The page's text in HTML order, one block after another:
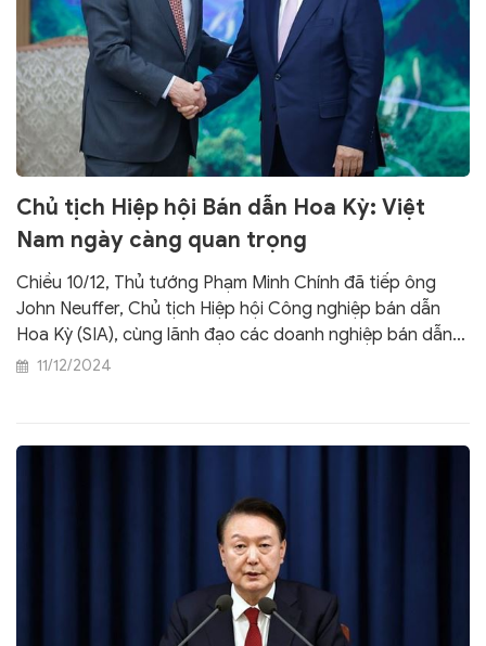
Chủ tịch Hiệp hội Bán dẫn Hoa Kỳ: Việt
Nam ngày càng quan trọng
Chiều 10/12, Thủ tướng Phạm Minh Chính đã tiếp ông
John Neuffer, Chủ tịch Hiệp hội Công nghiệp bán dẫn
Hoa Kỳ (SIA), cùng lãnh đạo các doanh nghiệp bán dẫn
hàng đầu của nước này.
11/12/2024